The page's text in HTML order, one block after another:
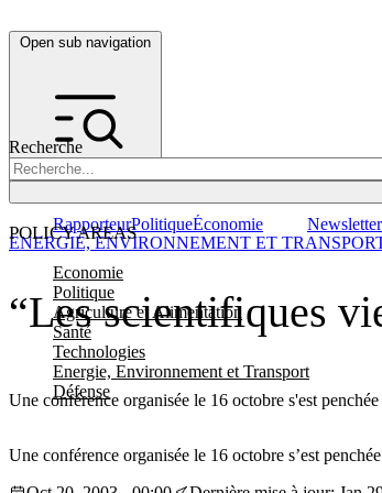
Open sub navigation
Recherche
POLICY AREAS
Economie
Politique
Agriculture et Alimentation
Santé
Technologies
Energie, Environnement et Transport
Défense
RapporteurPolitiqueÉconomie
“Les scientifiques
Une conférence organisée le 16 octobre s'est
ENERGIE, ENVIRONNEMENT ET
Une conférence organisée le 16 octobre s’est